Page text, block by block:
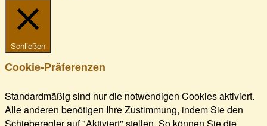
Schließen
Cookie-Präferenzen
Standardmäßig sind nur die notwendigen Cookies aktiviert.
Alle anderen benötigen Ihre Zustimmung, indem Sie den